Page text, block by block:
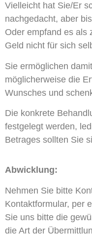
Vielleicht hat Sie/Er
nachgedacht, aber
Oder empfand es als
Geld nicht für sich
Sie ermöglichen
möglicherweise die
Wunsches und
Die konkrete
festgelegt werden,
Betrages sollten Sie
Abwicklung:
Nehmen Sie bitte
Kontaktformular, per
Sie uns bitte die
die Art der